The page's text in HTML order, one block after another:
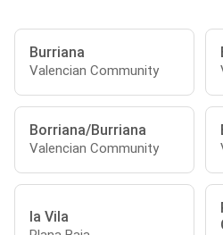
Burriana
Valencian Community
Borriana/Burriana
Valencian Community
la Vila